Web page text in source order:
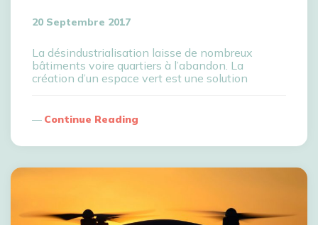
20 Septembre 2017
La désindustrialisation laisse de nombreux
bâtiments voire quartiers à l’abandon. La
création d’un espace vert est une solution
Continue Reading